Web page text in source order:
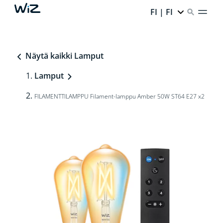
FI | FI
Näytä kaikki Lamput
Lamput
FILAMENTTILAMPPU Filament-lamppu Amber 50W ST64 E27 x2